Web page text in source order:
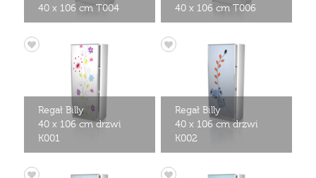
40 x 106 cm T004
40 x 106 cm T006
Regał Billy
40 x 106 cm drzwi
K001
Regał Billy
40 x 106 cm drzwi
K002